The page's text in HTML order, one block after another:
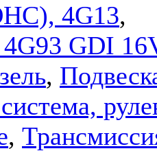
4G13,
4G93 GDI
,
,